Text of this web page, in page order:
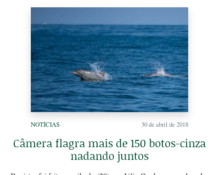
NOTÍCIAS 30 de abril de 2018
Câmera flagra mais de 150 botos-cinza
nadando juntos